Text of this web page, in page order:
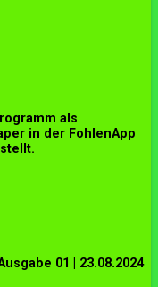
als
in der FohlenApp
01 | 23.08.2024